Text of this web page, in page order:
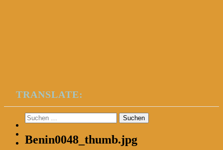
TRANSLATE:
Suchen
nach:
Benin0048_thumb.jpg